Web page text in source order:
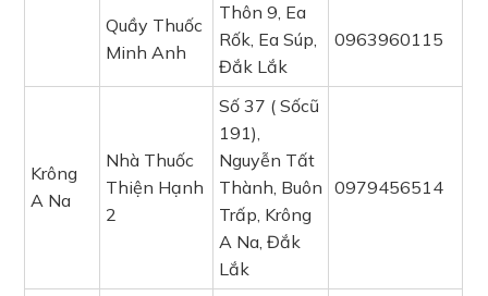
Quầy Thuốc
Minh Anh
Thôn 9, Ea
Rốk, Ea Súp,
Đắk Lắk
0963960115
Krông
A Na
Nhà Thuốc
Thiện Hạnh
2
Số 37 ( Sốcũ
191),
Nguyễn Tất
Thành, Buôn
Trấp, Krông
A Na, Đắk
Lắk
0979456514